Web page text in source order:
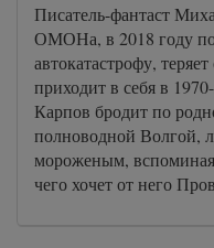
Писатель-фантаст
ОМОНа, в 2018 году
автокатастрофу,
приходит в себя в
Карпов бродит по
полноводной Волгой,
мороженым, вспоминая
чего хочет от него